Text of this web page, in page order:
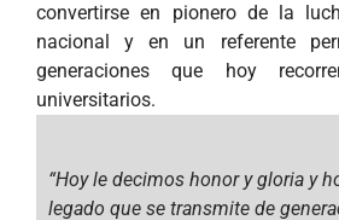
convertirse en pionero de la
nacional y en un referente
generaciones que hoy
universitarios.
“Hoy le decimos honor y gloria y
legado que se transmite de